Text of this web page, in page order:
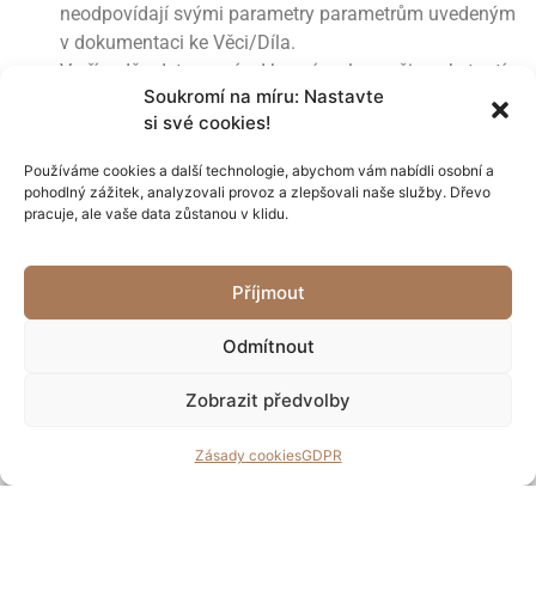
Soukromí na míru: Nastavte
si své cookies!
Používáme cookies a další technologie, abychom vám nabídli osobní a
pohodlný zážitek, analyzovali provoz a zlepšovali naše služby. Dřevo
pracuje, ale vaše data zůstanou v klidu.
Příjmout
Odmítnout
Zobrazit předvolby
Zásady cookiesGDPR
neodpovídají svými parametry parametrům uvedeným
v dokumentaci ke Věci/Díla.
V případě odstoupení od kupní smlouvy či poskytnutí
slevy z kupní ceny je příslušná platba vrácena
Kupujícímu převodem na bankovní účet nebo předána
některé z provozoven.
Závěrečná ustanovení
KONTAKT
734 516
INFORMACE
ZÁKAZNÍKY